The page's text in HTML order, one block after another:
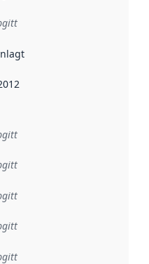
når dataa i dette